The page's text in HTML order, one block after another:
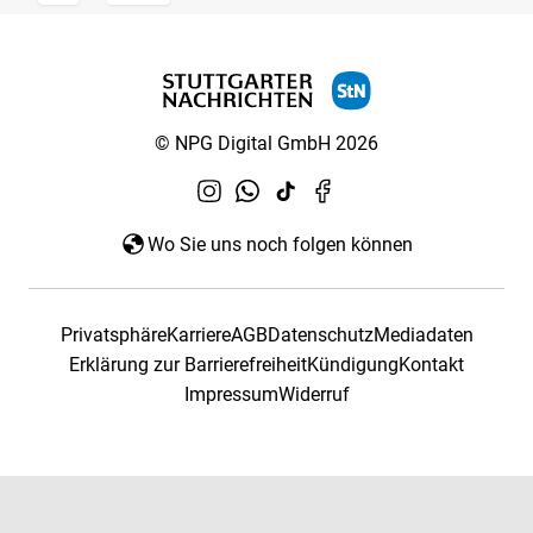
© NPG Digital GmbH 2026
Wo Sie uns noch folgen können
PrivatsphäreKarriereAGBDatenschutzMediadaten
Erklärung zur BarrierefreiheitKündigungKontakt
ImpressumWiderruf